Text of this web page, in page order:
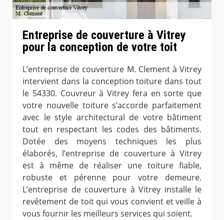
Entreprise de couverture à Vitrey
pour la conception de votre toit
L’entreprise de couverture M. Clement à Vitrey
intervient dans la conception toiture dans tout
le 54330. Couvreur à Vitrey fera en sorte que
votre nouvelle toiture s’accorde parfaitement
avec le style architectural de votre bâtiment
tout en respectant les codes des bâtiments.
Dotée des moyens techniques les plus
élaborés, l’entreprise de couverture à Vitrey
est à même de réaliser une toiture fiable,
robuste et pérenne pour votre demeure.
L’entreprise de couverture à Vitrey installe le
revêtement de toit qui vous convient et veille à
vous fournir les meilleurs services qui soient.